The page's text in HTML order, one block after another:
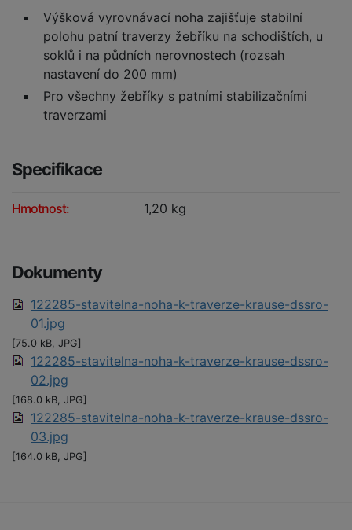
Výšková vyrovnávací noha zajišťuje stabilní
polohu patní traverzy žebříku na schodištích, u
soklů i na půdních nerovnostech (rozsah
nastavení do 200 mm)
Pro všechny žebříky s patními stabilizačními
traverzami
Specifikace
Hmotnost: 1,20 kg
Dokumenty
122285-stavitelna-noha-k-traverze-krause-dssro-
01.jpg
[75.0 kB, JPG]
122285-stavitelna-noha-k-traverze-krause-dssro-
02.jpg
[168.0 kB, JPG]
122285-stavitelna-noha-k-traverze-krause-dssro-
03.jpg
[164.0 kB, JPG]